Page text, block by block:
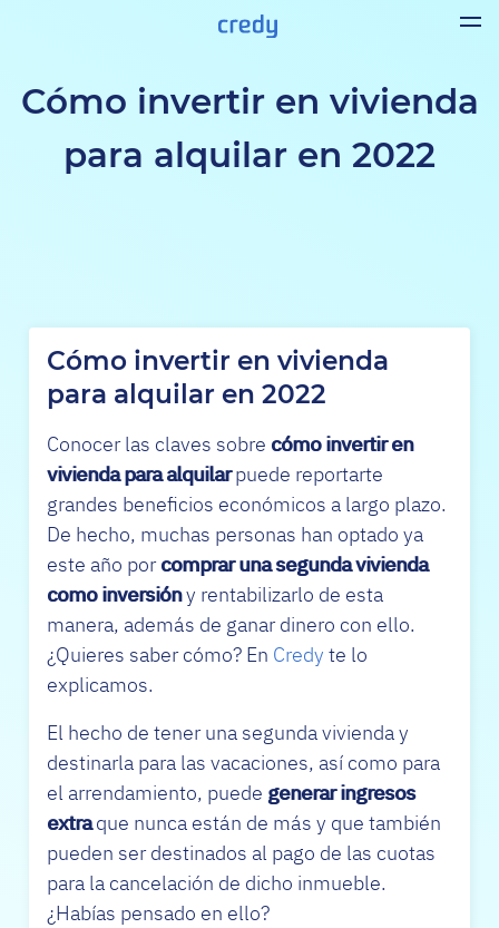
Cómo invertir en vivienda
para alquilar en 2022
Cómo invertir en vivienda
para alquilar en 2022
Conocer las claves sobre cómo invertir en
vivienda para alquilarpuede reportarte
grandes beneficios económicos a largo plazo.
De hecho, muchas personas han optado ya
este año porcomprar una segunda vivienda
como inversióny rentabilizarlo de esta
manera, además de ganar dinero con ello.
¿Quieres saber cómo? En Credy te lo
explicamos.
El hecho de tener una segunda vivienda y
destinarla para las vacaciones, así como para
el arrendamiento, puede generar ingresos
extraque nunca están de más y que también
pueden ser destinados al pago de las cuotas
para la cancelación de dicho inmueble.
¿Habías pensado en ello?